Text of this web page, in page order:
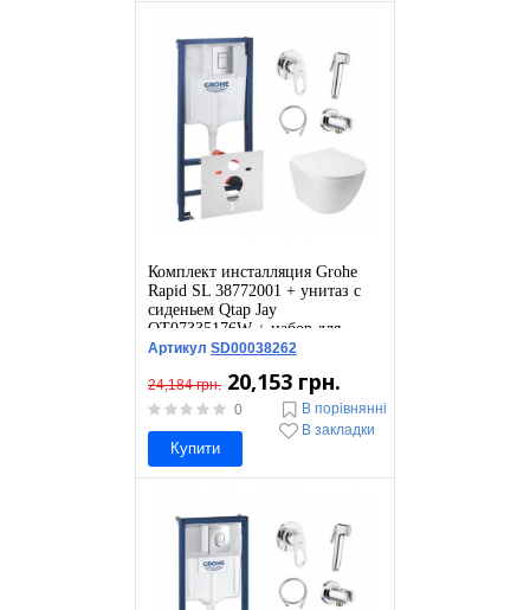
Комплект инсталляция Grohe
Rapid SL 38772001 + унитаз с
сиденьем Qtap Jay
QT07335176W + набор для
гигиенического душа со
111042
Артикул SD00038262
24,184 грн. 20,153 грн.
0
Купити
В порівнянні
В закладки